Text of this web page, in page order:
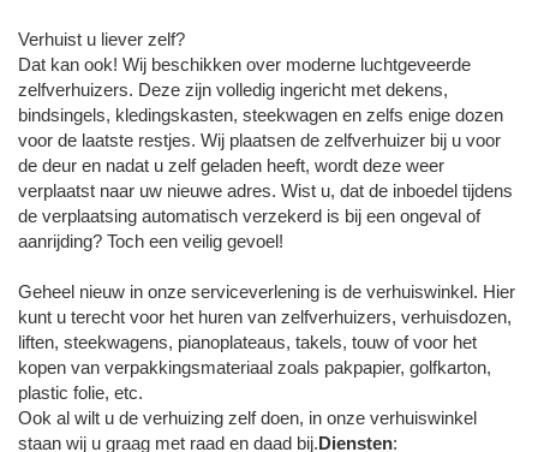
Verhuist u liever zelf?
Dat kan ook! Wij beschikken over moderne luchtgeveerde
zelfverhuizers. Deze zijn volledig ingericht met dekens,
bindsingels, kledingskasten, steekwagen en zelfs enige dozen
voor de laatste restjes. Wij plaatsen de zelfverhuizer bij u voor
de deur en nadat u zelf geladen heeft, wordt deze weer
verplaatst naar uw nieuwe adres. Wist u, dat de inboedel tijdens
de verplaatsing automatisch verzekerd is bij een ongeval of
aanrijding? Toch een veilig gevoel!
Geheel nieuw in onze serviceverlening is de verhuiswinkel. Hier
kunt u terecht voor het huren van zelfverhuizers, verhuisdozen,
liften, steekwagens, pianoplateaus, takels, touw of voor het
kopen van verpakkingsmateriaal zoals pakpapier, golfkarton,
plastic folie, etc.
Ook al wilt u de verhuizing zelf doen, in onze verhuiswinkel
staan wij u graag met raad en daad bij.Diensten: